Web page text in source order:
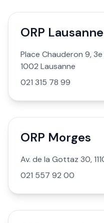
ORP Lausanne
Place Chauderon 9,
1002 Lausanne
021 315 78 99
ORP Morges
Av. de la Gottaz 30,
021 557 92 00